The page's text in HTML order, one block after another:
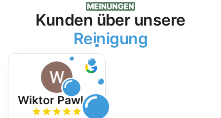
Kunden über unsere
Reinigung
Wiktor Pawlak